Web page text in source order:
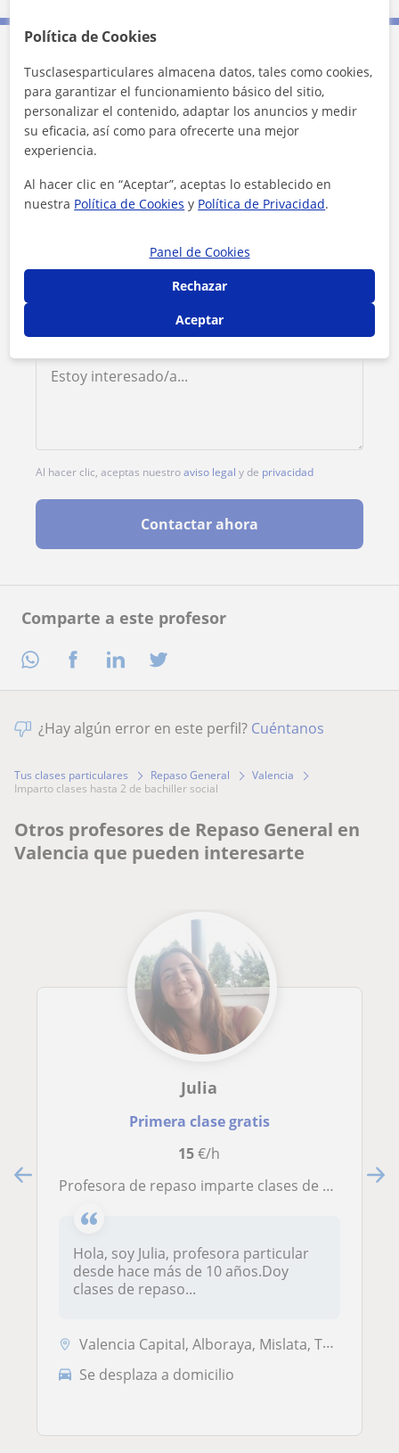
Comparte a este profesor
Contacta con Monica
Tarifa 12 €/h
Al hacer clic, aceptas nuestroaviso legal y de privacidad
Contactar ahora
¿Hay algún error en este perfil? Cuéntanos
Tus clases particulares Repaso General
Valencia
imparto clases hasta 2 de bachiller social
Otros profesores de Repaso General en
Valencia que pueden interesarte
Julia
Primera clase gratis
15€/h
Profesora de repaso imparte clases de apoyo para cualquier asignatura y sobretodo para ciencias
Hola, soy Julia, profesora particular
desde hace más de 10 años.Doy
clases de repaso...
Valencia Capital, Alboraya, Mislata, Tavernes Blanques
Se desplaza a domicilio
Política de Cookies
Tusclasesparticulares almacena datos, tales como cookies,
para garantizar el funcionamiento básico del sitio,
personalizar el contenido, adaptar los anuncios y medir
su eficacia, así como para ofrecerte una mejor
experiencia.
Al hacer clic en “Aceptar”, aceptas lo establecido en
nuestra Política de Cookies y Política de Privacidad.
Panel de Cookies
Rechazar
Aceptar